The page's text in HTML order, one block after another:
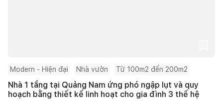
Modern - Hiện đại Nhà vườn Từ 100m2 đến 200m2
Nhà 1 tầng tại Quảng Nam ứng phó ngập lụt và quy
hoạch bằng thiết kế linh hoạt cho gia đình 3 thế hệ